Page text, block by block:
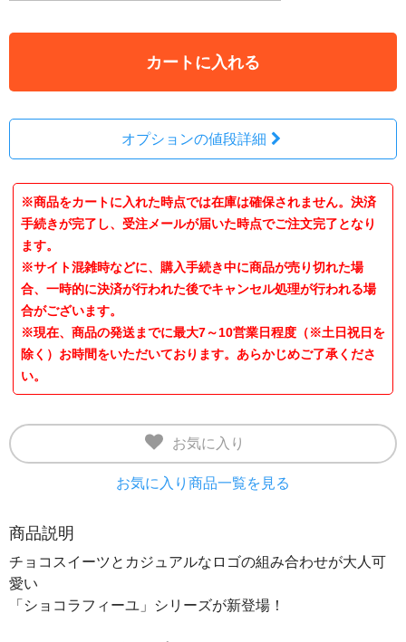
カートに入れる
オプションの値段詳細
※商品をカートに入れた時点では在庫は確保されません。決済
手続きが完了し、受注メールが届いた時点でご注文完了となり
ます。
※サイト混雑時などに、購入手続き中に商品が売り切れた場
合、一時的に決済が行われた後でキャンセル処理が行われる場
合がございます。
※現在、商品の発送までに最大7～10営業日程度（※土日祝日を
除く）お時間をいただいております。あらかじめご了承くださ
い。
お気に入り
お気に入り商品一覧を見る
商品説明
チョコスイーツとカジュアルなロゴの組み合わせが大人可
愛い
「ショコラフィーユ」シリーズが新登場！